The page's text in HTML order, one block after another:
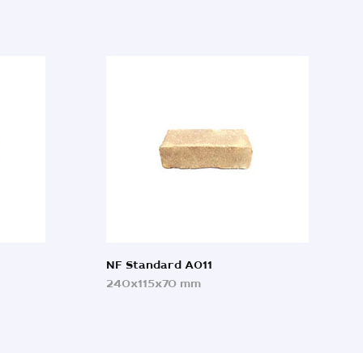
NF Standard A011
240x115x70 mm